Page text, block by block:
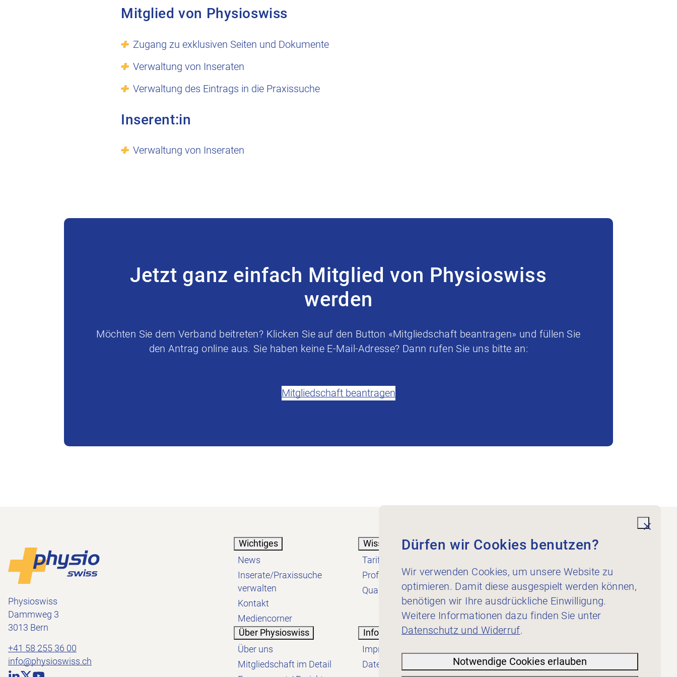
Mitglied von Physioswiss
Zugang zu exklusiven Seiten und Dokumente
Verwaltung von Inseraten
Verwaltung des Eintrags in die Praxissuche
Inserent:in
Verwaltung von Inseraten
Jetzt ganz einfach Mitglied von Physioswiss
werden
Möchten Sie dem Verband beitreten? Klicken Sie auf den Button «Mitgliedschaft beantragen» und füllen Sie
den Antrag online aus. Sie haben keine E-Mail-Adresse? Dann rufen Sie uns bitte an:
Mitgliedschaft beantragen
Footer
Physioswiss
Dammweg 3
3013 Bern
+41 58 255 36 00
info@physioswiss.ch
Wichtiges
News
Inserate/Praxissuche
verwalten
Kontakt
Mediencorner
Wissen
Tarif
Profession
Qualität
Dienstleistungen
Für Inserent:innen
Über Physioswiss
Über uns
Mitgliedschaft im Detail
Informatives
Impressum
Datenschutzerklärung
Dürfen wir Cookies benutzen?
Wir verwenden Cookies, um unsere Website zu
optimieren. Damit diese ausgespielt werden können,
benötigen wir Ihre ausdrückliche Einwilligung.
Weitere Informationen dazu finden Sie unter
Datenschutz und Widerruf.
Notwendige Cookies erlauben